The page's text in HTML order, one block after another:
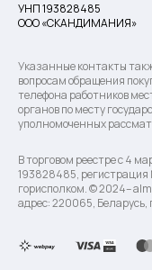
УНП 193828485
ООО «СКАНДИМАНИЯ»
Указанные контакты
вопросам обращения
телефона работников
органов по месту
уполномоченных
В торговом реестре с 4
193828485,
горисполком. © 2024–
адрес: 220065, Беларусь,